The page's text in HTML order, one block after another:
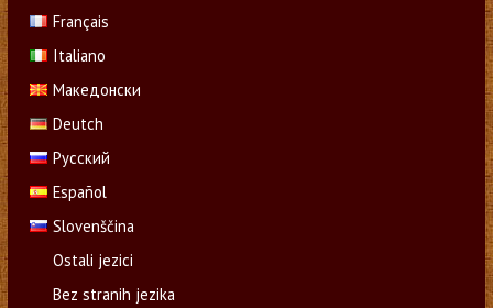
Français
Italiano
Македонски
Deutch
Русский
Español
Slovenščina
Ostali jezici
Bez stranih jezika